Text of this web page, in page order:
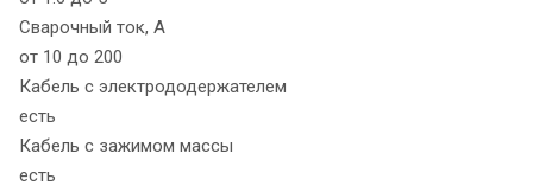
Сварочный ток, А
от 10 до 200
Кабель с электрододержателем
есть
Кабель с зажимом массы
есть